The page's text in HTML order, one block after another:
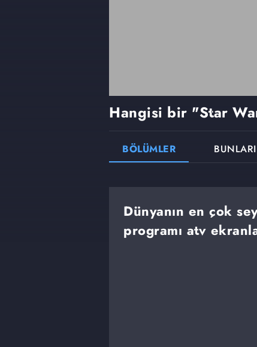
Hangisi bir "Star
BÖLÜMLER
Dünyanın en çok
programı atv